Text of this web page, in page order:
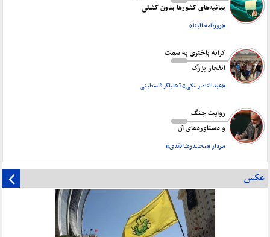
بیانیه‌های کشورها بدون کشتی
«روزنامه البنا»
کرانه باختری به سمت
انفجار بزرگ
«عبدالناصر مکی» تحلیلگر فلسطینی
روایت جنگ
و دستاورد‌های آن
سردار «محمدرضا نقدی»
عکس